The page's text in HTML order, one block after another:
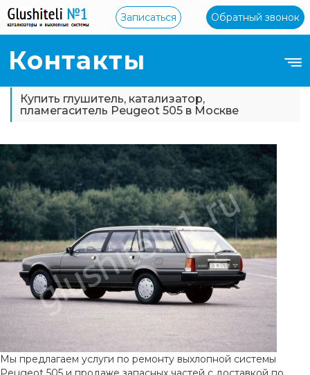
Записаться Обратный звонок
Контакты
Купить глушитель, катализатор,
пламегаситель Peugeot 505 в Москве
Мы предлагаем услуги по ремонту выхлопной системы